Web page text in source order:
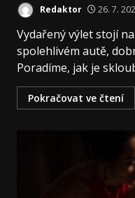
Redaktor 26. 7.
Vydařený výlet stojí
spolehlivém autě,
Poradíme, jak je
Pokračovat ve čtení